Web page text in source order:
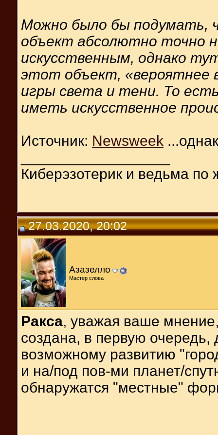
Можно было бы подумать,
объект абсолютно точно
искусственным, однако
этот объект, «вероятнее
игры света и тени. То
иметь искусственное
Источник: Newsweek
Киберэзотерик и ведьма по
27.03.2020, 20:02
Азазелло
Мастер слова
Ракса, уважая ваше
создана, в первую очередь,
возможному развитию
и на/под пов-ми планет/
обнаружатся "местные"